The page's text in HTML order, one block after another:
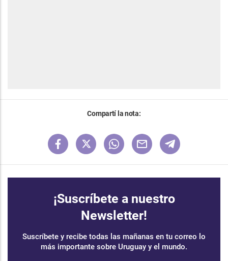
Compartí la nota:
¡Suscríbete a nuestro
Newsletter!
Suscríbete y recibe todas las mañanas en tu correo lo
más importante sobre Uruguay y el mundo.